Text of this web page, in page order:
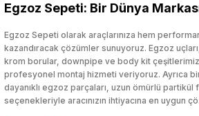
Egzoz Sepeti: Bir Dünya
Egzoz Sepeti olarak araçlarınıza hem
kazandıracak çözümler sunuyoruz. Egzoz
krom borular, downpipe ve body kit çeşitlerimiz
profesyonel montaj hizmeti veriyoruz. Ayrıca
dayanıklı egzoz parçaları, uzun ömürlü
seçenekleriyle aracınızın ihtiyacına en uygun